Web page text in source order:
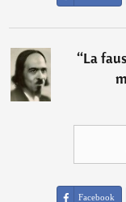
“La
Facebook